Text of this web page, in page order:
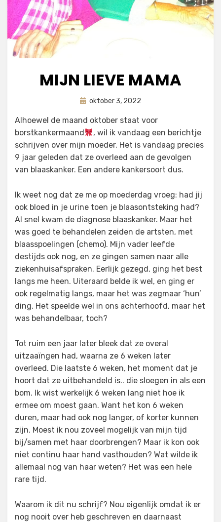
MIJN LIEVE MAMA
doorastrid
Geplaatst
oktober 3, 2022
Alhoewel de maand oktober staat voor
borstkankermaand
, wil ik vandaag een berichtje
schrijven over mijn moeder. Het is vandaag precies
9 jaar geleden dat ze overleed aan de gevolgen
van blaaskanker. Een andere kankersoort dus.
Ik weet nog dat ze me op moederdag vroeg: had jij
ook bloed in je urine toen je blaasontsteking had?
Al snel kwam de diagnose blaaskanker. Maar het
was goed te behandelen zeiden de artsten, met
blaasspoelingen (chemo). Mijn vader leefde
destijds ook nog, en ze gingen samen naar alle
ziekenhuisafspraken. Eerlijk gezegd, ging het best
langs me heen. Uiteraard belde ik wel, en ging er
ook regelmatig langs, maar het was zegmaar ‘hun’
ding. Het speelde wel in ons achterhoofd, maar het
was behandelbaar, toch?
Tot ruim een jaar later bleek dat ze overal
uitzaaïngen had, waarna ze 6 weken later
overleed. Die laatste 6 weken, het moment dat je
hoort dat ze uitbehandeld is.. die sloegen in als een
bom. Ik wist werkelijk 6 weken lang niet hoe ik
ermee om moest gaan. Want het kon 6 weken
duren, maar had ook nog langer, of korter kunnen
zijn. Moest ik nou zoveel mogelijk van mijn tijd
bij/samen met haar doorbrengen? Maar ik kon ook
niet continu haar hand vasthouden? Wat wilde ik
allemaal nog van haar weten? Het was een hele
rare tijd.
Waarom ik dit nu schrijf? Nou eigenlijk omdat ik er
nog nooit over heb geschreven en daarnaast